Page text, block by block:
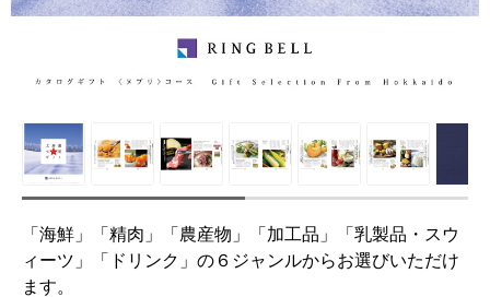
「海鮮」「精肉」「農産物」「加工品」「乳製品・スウ
ィーツ」「ドリンク」の６ジャンルからお選びいただけ
ます。